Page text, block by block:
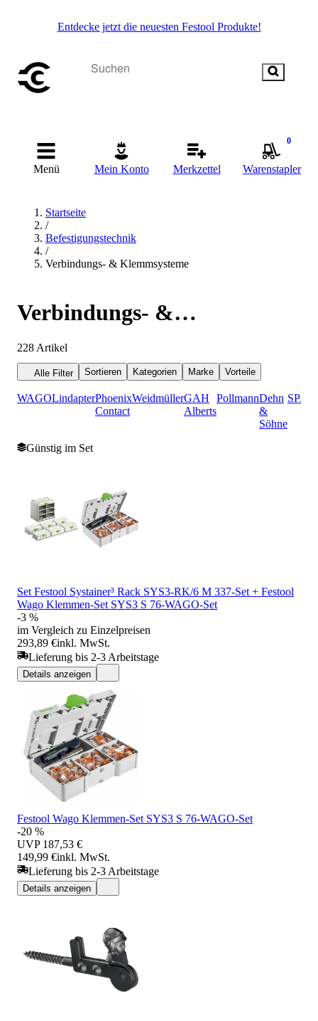
Entdecke jetzt die neuesten Festool Produkte!
Menü Mein Konto Merkzettel
0
Warenstapler
Startseite
/
Befestigungstechnik
/
Verbindungs- & Klemmsysteme
Verbindungs- &
Klemmsysteme
228 Artikel
Alle Filter Sortieren Kategorien Marke Vorteile
WAGOLindapterPhoenix
Contact
WeidmüllerGAH
Alberts
PollmannDehn
&
Söhne
SPAX
Günstig im Set
Set Festool Systainer³ Rack SYS3-RK/6 M 337-Set + Festool
Wago Klemmen-Set SYS3 S 76-WAGO-Set
-3 %
im Vergleich zu Einzelpreisen
293,89 €inkl. MwSt.
Lieferung bis 2-3 Arbeitstage
Details anzeigen
Festool Wago Klemmen-Set SYS3 S 76-WAGO-Set
-20 %
UVP 187,53 €
149,99 €inkl. MwSt.
Lieferung bis 2-3 Arbeitstage
Details anzeigen